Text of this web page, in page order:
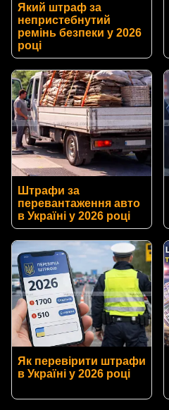
Який штраф за
непристебнутий
ремінь безпеки у 2026
році
Штрафи за
перевантаження авто
в Україні у 2026 році
Як перевірити штрафи
в Україні у 2026 році